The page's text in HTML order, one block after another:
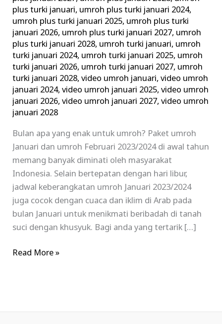
plus turki januari, umroh plus turki januari 2024,
umroh plus turki januari 2025, umroh plus turki
januari 2026, umroh plus turki januari 2027, umroh
plus turki januari 2028, umroh turki januari, umroh
turki januari 2024, umroh turki januari 2025, umroh
turki januari 2026, umroh turki januari 2027, umroh
turki januari 2028,video umroh januari,video umroh
januari 2024,video umroh januari 2025,video umroh
januari 2026,video umroh januari 2027,video umroh
januari 2028
Bulan apa yang enak untuk umroh? Paket umroh
Januari dan umroh Februari 2023/2024 di awal tahun
memang banyak diminati oleh masyarakat
Indonesia. Selain bertepatan dengan hari libur,
jadwal keberangkatan umroh Januari 2023/2024
juga cocok dengan cuaca dan iklim di Arab pada
bulan Januari untuk menikmati beribadah di tanah
suci dengan khusyuk. Bagi anda yang tertarik […]
Read More »